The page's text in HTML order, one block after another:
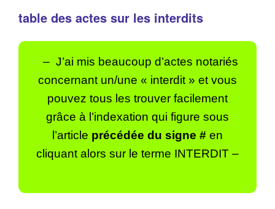
table des actes sur les interdits
– J’ai mis beaucoup d’actes notariés
concernant un/une « interdit » et vous
pouvez tous les trouver facilement
grâce à l’indexation qui figure sous
l’article précédée du signe # en
cliquant alors sur le terme INTERDIT –